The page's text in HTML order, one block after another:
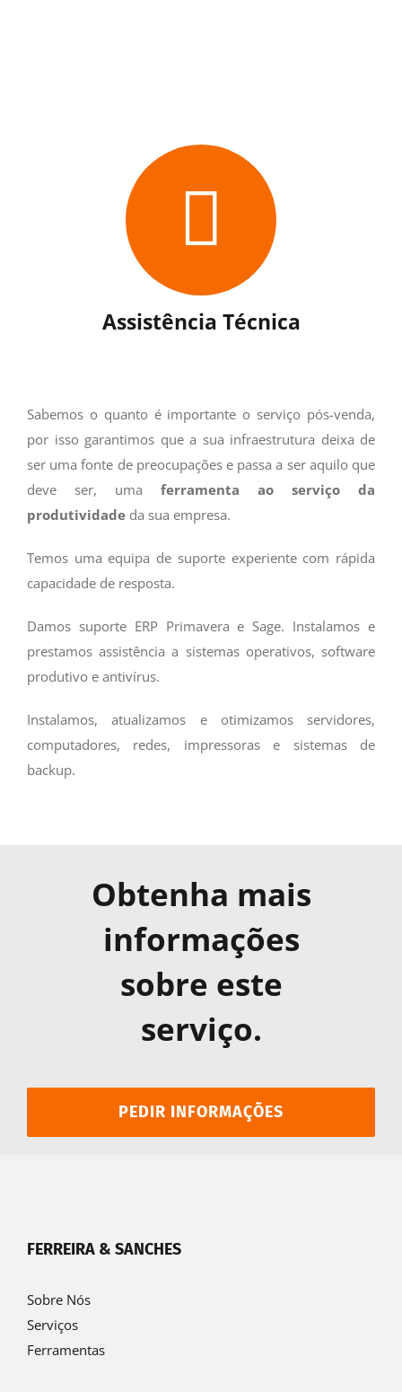
Assistência Técnica
Sabemos o quanto é importante o serviço pós-venda,
por isso garantimos que a sua infraestrutura deixa de
ser uma fonte de preocupações e passa a ser aquilo que
deve ser, uma ferramenta ao serviço da
produtividade da sua empresa.
Temos uma equipa de suporte experiente com rápida
capacidade de resposta.
Damos suporte ERP Primavera e Sage. Instalamos e
prestamos assistência a sistemas operativos, software
produtivo e antivírus.
Instalamos, atualizamos e otimizamos servidores,
computadores, redes, impressoras e sistemas de
backup.
Obtenha mais
informações
sobre este
serviço.
PEDIR INFORMAÇÕES
FERREIRA & SANCHES
Sobre Nós
Serviços
Ferramentas